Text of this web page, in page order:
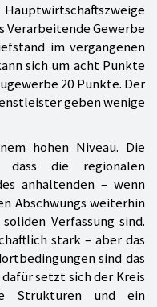
Verarbeitende Gewerbe
im vergangenen
sich um acht Punkte
20 Punkte. Der
geben wenige
hohen Niveau. Die
dass die regionalen
anhaltenden – wenn
Abschwungs weiterhin
Verfassung sind.
stark – aber das
sind das
setzt sich der Kreis
Strukturen und ein